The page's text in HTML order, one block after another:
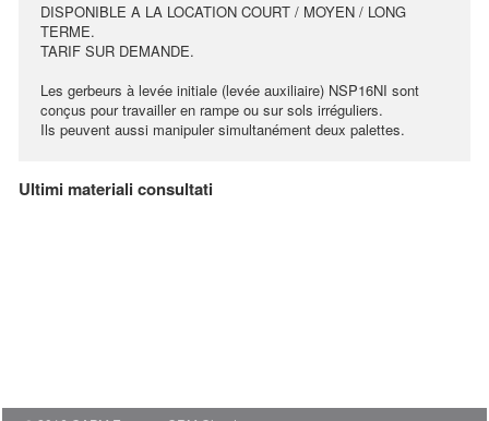
DISPONIBLE A LA LOCATION COURT / MOYEN / LONG
TERME.
TARIF SUR DEMANDE.
Les gerbeurs à levée initiale (levée auxiliaire) NSP16NI sont
conçus pour travailler en rampe ou sur sols irréguliers.
Ils peuvent aussi manipuler simultanément deux palettes.
Ultimi materiali consultati